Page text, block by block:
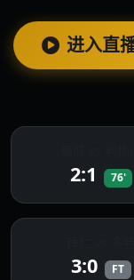
进入直
2:1 76'
3:0 FT